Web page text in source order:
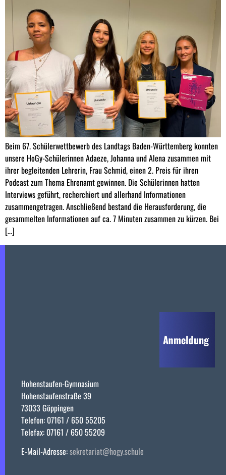
Beim 67. Schülerwettbewerb des Landtags Baden-Württemberg konnten
unsere HoGy-Schülerinnen Adaeze, Johanna und Alena zusammen mit
ihrer begleitenden Lehrerin, Frau Schmid, einen 2. Preis für ihren
Podcast zum Thema Ehrenamt gewinnen. Die Schülerinnen hatten
Interviews geführt, recherchiert und allerhand Informationen
zusammengetragen. Anschließend bestand die Herausforderung, die
gesammelten Informationen auf ca. 7 Minuten zusammen zu kürzen. Bei
[…]
Hohenstaufen-Gymnasium
Hohenstaufenstraße 39
73033 Göppingen
Telefon: 07161 / 650 55205
Telefax: 07161 / 650 55209
E-Mail-Adresse:sekretariat@hogy.schule